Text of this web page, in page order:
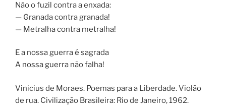
Não o fuzil contra a enxada:
— Granada contra granada!
— Metralha contra metralha!
E a nossa guerra é sagrada
A nossa guerra não falha!
Vinicius de Moraes. Poemas para a Liberdade. Violão
de rua. Civilização Brasileira: Rio de Janeiro, 1962.